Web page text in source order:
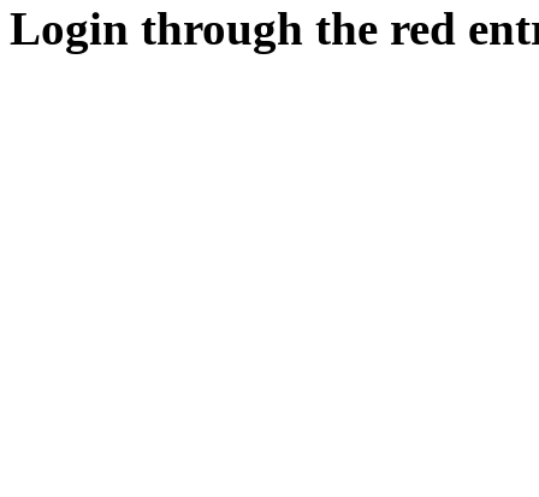
Login through the red